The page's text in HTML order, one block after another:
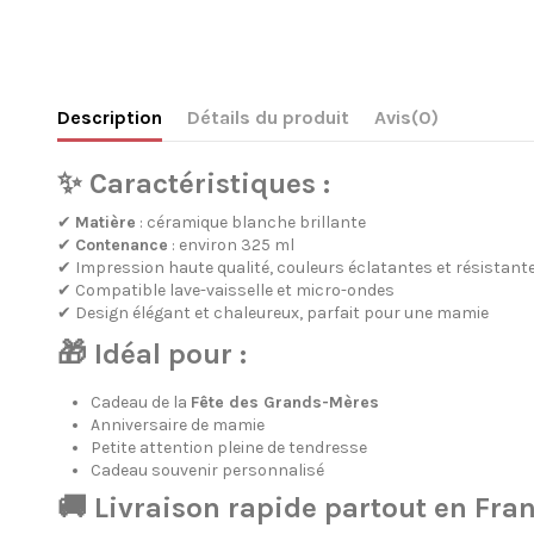
Description Détails du produit Avis(0)
✨ Caractéristiques :
✔ Matière : céramique blanche brillante
✔ Contenance : environ 325 ml
✔ Impression haute qualité, couleurs éclatantes et
✔ Compatible lave-vaisselle et micro-ondes
✔ Design élégant et chaleureux, parfait pour une mamie
🎁 Idéal pour :
Cadeau de la Fête des Grands-Mères
Anniversaire de mamie
Petite attention pleine de tendresse
Cadeau souvenir personnalisé
🚚 Livraison rapide partout en